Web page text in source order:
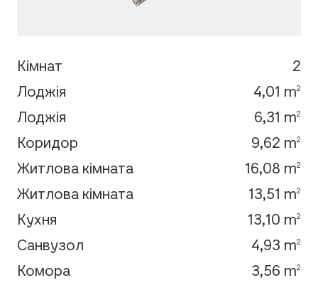
Кімнат
2
Лоджія
4,01 m2
Лоджія 6,31 m2
Коридор 9,62 m2
Житлова кімната 16,08 m2
Житлова кімната 13,51 m2
Кухня 13,10 m2
Санвузол 4,93 m2
Комора 3,56 m2